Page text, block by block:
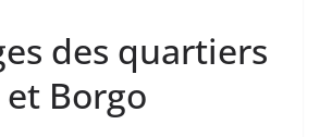
des quartiers
Borgo